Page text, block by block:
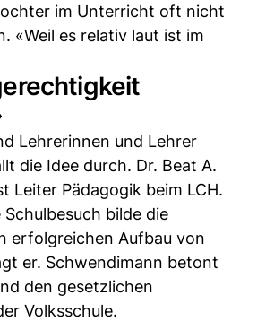
im Unterricht oft nicht
«Weil es relativ laut ist im
Lehrerinnen und Lehrer
die Idee durch. Dr. Beat A.
Leiter Pädagogik beim LCH.
Schulbesuch bilde die
erfolgreichen Aufbau von
er. Schwendimann betont
den gesetzlichen
Volksschule.